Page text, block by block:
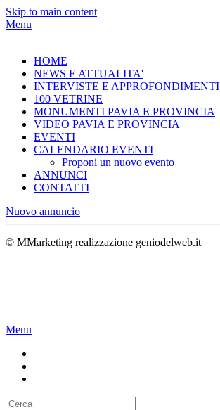
Skip to main content
Menu
HOME
NEWS E ATTUALITA'
INTERVISTE E APPROFONDIMENTI
100 VETRINE
MONUMENTI PAVIA E PROVINCIA
VIDEO PAVIA E PROVINCIA
EVENTI
CALENDARIO EVENTI
Proponi un nuovo evento
ANNUNCI
CONTATTI
Nuovo annuncio
© MMarketing realizzazione geniodelweb.it
Menu